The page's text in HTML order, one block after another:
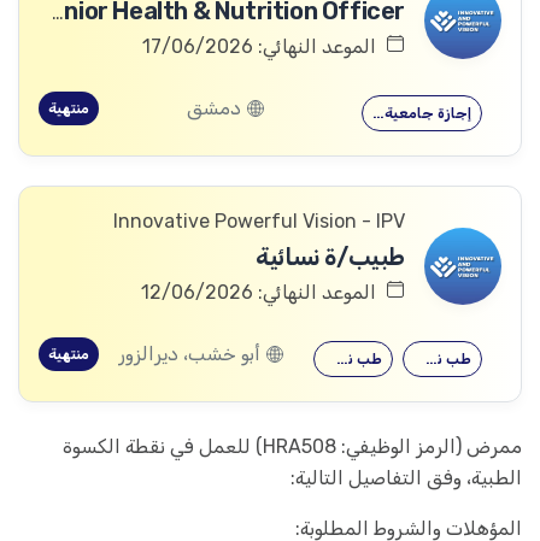
Senior Health & Nutrition Officer
الموعد النهائي: 17/06/2026
إجازة جامعية… دمشق منتهية
Innovative Powerful Vision - IPV
طبيب/ة نسائية
الموعد النهائي: 12/06/2026
طب نسائية طب نسائية أبو خشب، ديرالزور منتهية
ممرض (الرمز الوظيفي: HRA508) للعمل في نقطة الكسوة
الطبية، وفق التفاصيل التالية:
المؤهلات والشروط المطلوبة: